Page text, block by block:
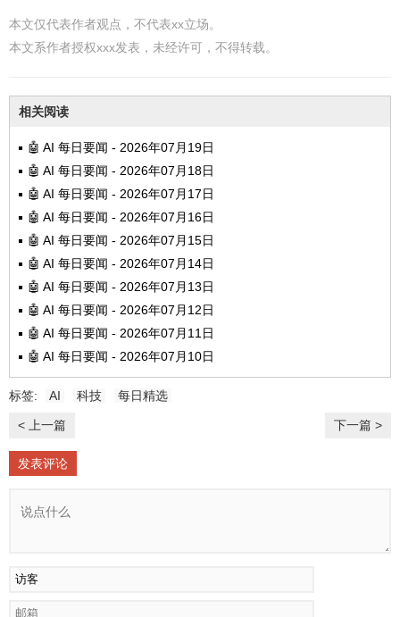
本文仅代表作者观点，不代表xx立场。
本文系作者授权xxx发表，未经许可，不得转载。
相关阅读
🤖 AI 每日要闻 - 2026年07月19日
🤖 AI 每日要闻 - 2026年07月18日
🤖 AI 每日要闻 - 2026年07月17日
🤖 AI 每日要闻 - 2026年07月16日
🤖 AI 每日要闻 - 2026年07月15日
🤖 AI 每日要闻 - 2026年07月14日
🤖 AI 每日要闻 - 2026年07月13日
🤖 AI 每日要闻 - 2026年07月12日
🤖 AI 每日要闻 - 2026年07月11日
🤖 AI 每日要闻 - 2026年07月10日
标签: AI 科技 每日精选
< 上一篇 下一篇 >
发表评论